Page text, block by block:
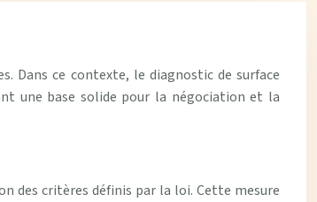
Dans ce contexte, le diagnostic de surface
une base solide pour la négociation et la
des critères définis par la loi. Cette mesure